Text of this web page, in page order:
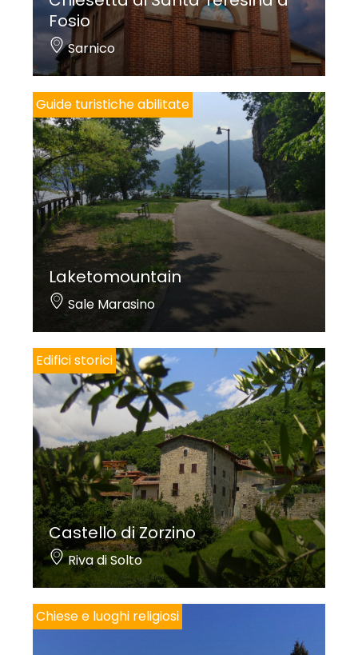
Fosio
Sarnico
Guide turistiche abilitate
Laketomountain
Sale Marasino
Edifici storici
Castello di Zorzino
Riva di Solto
Chiese e luoghi religiosi